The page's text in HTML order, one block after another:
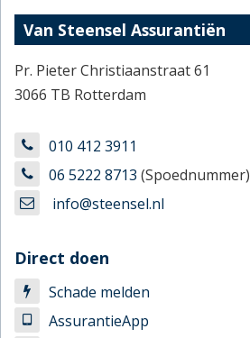
Van Steensel Assurantiën
Pr. Pieter Christiaanstraat 61
3066 TB Rotterdam
010 412 3911
06 5222 8713 (Spoednummer)
info@steensel.nl
Direct doen
Schade melden
AssurantieApp